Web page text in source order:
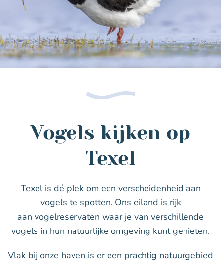
Vogels kijken op
Texel
Texel is dé plek om een verscheidenheid aan
vogels te spotten. Ons eiland is rijk
aan vogelreservaten waar je van verschillende
vogels in hun natuurlijke omgeving kunt genieten.
Vlak bij onze haven is er een prachtig natuurgebied